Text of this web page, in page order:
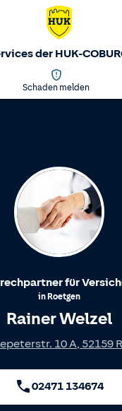
der HUK-
Schaden melden
für
in Roetgen
Rainer Welzel
10 A, 52159
02471 134674